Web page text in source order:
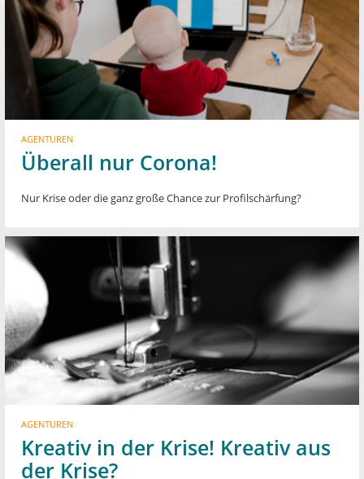
AGENTUREN
Überall nur Corona!
Nur Krise oder die ganz große Chance zur Profilschärfung?
AGENTUREN
Kreativ in der Krise! Kreativ aus
der Krise?